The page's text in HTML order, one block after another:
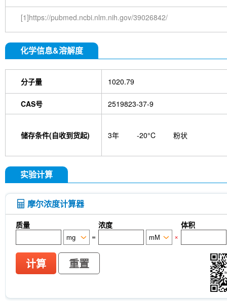
(Rabbit mAb) [P12H8]
Phospho-Rb (Ser807)
[B12M16]
[1]https://pubmed.ncbi.nlm.nih.gov/39026842/
化学信息&溶解度
分子量 1020.79
CAS号 2519823-37-9
储存条件(自收到货起) 3年 -20°C 粉状
实验计算
摩尔浓度计算器
质量 浓度
体积
=
×
计算 重置